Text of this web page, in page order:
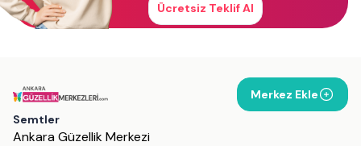
Ücretsiz Teklif Al
Merkez Ekle
Semtler
Ankara Güzellik Merkezi